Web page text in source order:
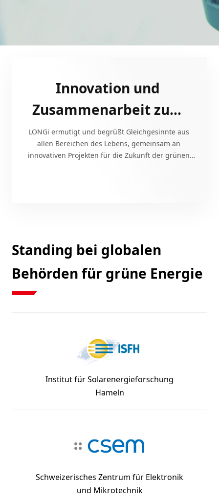
Innovation und
Zusammenarbeit zum
gegenseitigen Nutzen
LONGi ermutigt und begrüßt Gleichgesinnte aus
allen Bereichen des Lebens, gemeinsam an
innovativen Projekten für die Zukunft der grünen
Standing bei globalen
Behörden für grüne Energie
Institut für Solarenergieforschung
Hameln
Schweizerisches Zentrum für Elektronik
und Mikrotechnik